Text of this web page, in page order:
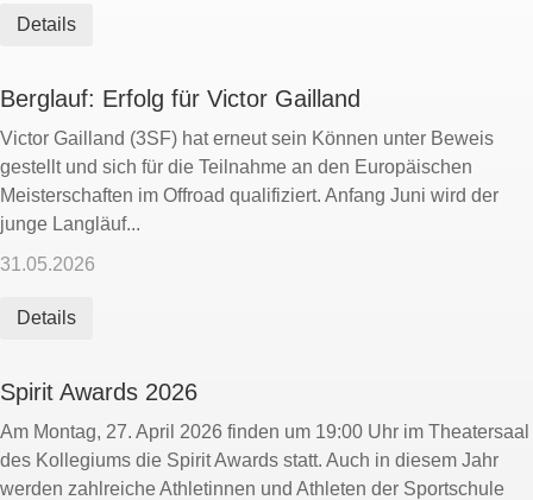
Details
Berglauf: Erfolg für Victor Gailland
Victor Gailland (3SF) hat erneut sein Können unter Beweis
gestellt und sich für die Teilnahme an den Europäischen
Meisterschaften im Offroad qualifiziert. Anfang Juni wird der
junge Langläuf...
31.05.2026
Details
Spirit Awards 2026
Am Montag, 27. April 2026 finden um 19:00 Uhr im Theatersaal
des Kollegiums die Spirit Awards statt. Auch in diesem Jahr
werden zahlreiche Athletinnen und Athleten der Sportschule